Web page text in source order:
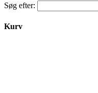
Søg efter:
Kurv